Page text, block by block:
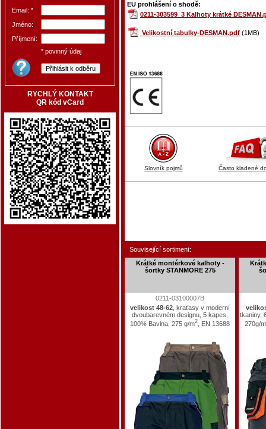
Email: *
Jméno:
Příjmení:
* povinný údaj
RYCHLÝ KONTAKT
QR kód vCard
EU prohlášení o shodě:
0211-303599_3 Kalhoty krátké
Velikostní tabulky-DESMAN.pdf (1MB)
Slovník pojmů Často kladené
Související sortiment:
Krátké montérkové kalhoty -
šortky STANMORE 275
0211-03100007B
velikost 48-62 , kraťasy v moderní
dvoubarevném designu, 5 kapes,
100% Bavlna, 275 g/m2 , EN 13688
tkaniny,
270g/m